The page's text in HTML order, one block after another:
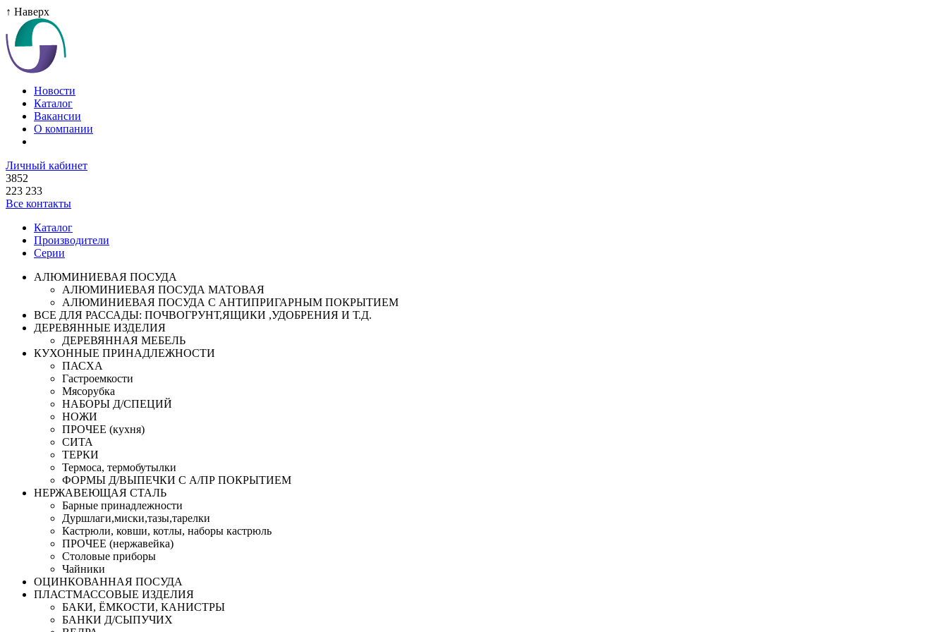
↑ Наверх
Новости
Каталог
Вакансии
О компании
Личный кабинет
3852
223 233
Все контакты
Каталог
Производители
Серии
АЛЮМИНИЕВАЯ ПОСУДА
АЛЮМИНИЕВАЯ ПОСУДА МАТОВАЯ
АЛЮМИНИЕВАЯ ПОСУДА С АНТИПРИГАРНЫМ ПОКРЫТИЕМ
ВСЕ ДЛЯ РАССАДЫ: ПОЧВОГРУНТ,ЯЩИКИ ,УДОБРЕНИЯ И Т.Д.
ДЕРЕВЯННЫЕ ИЗДЕЛИЯ
ДЕРЕВЯННАЯ МЕБЕЛЬ
КУХОННЫЕ ПРИНАДЛЕЖНОСТИ
ПАСХА
Гастроемкости
Мясорубка
НАБОРЫ Д/СПЕЦИЙ
НОЖИ
ПРОЧЕЕ (кухня)
СИТА
ТЕРКИ
Термоса, термобутылки
ФОРМЫ Д/ВЫПЕЧКИ С А/ПР ПОКРЫТИЕМ
НЕРЖАВЕЮЩАЯ СТАЛЬ
Барные принадлежности
Дуршлаги,миски,тазы,тарелки
Кастрюли, ковши, котлы, наборы кастрюль
ПРОЧЕЕ (нержавейка)
Столовые приборы
Чайники
ОЦИНКОВАННАЯ ПОСУДА
ПЛАСТМАССОВЫЕ ИЗДЕЛИЯ
БАКИ, ЁМКОСТИ, КАНИСТРЫ
БАНКИ Д/СЫПУЧИХ